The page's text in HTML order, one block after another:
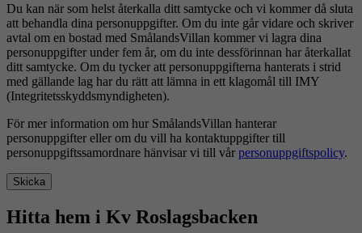
Du kan när som helst återkalla ditt samtycke och vi kommer då sluta
att behandla dina personuppgifter. Om du inte går vidare och skriver
avtal om en bostad med SmålandsVillan kommer vi lagra dina
personuppgifter under fem år, om du inte dessförinnan har återkallat
ditt samtycke. Om du tycker att personuppgifterna hanterats i strid
med gällande lag har du rätt att lämna in ett klagomål till IMY
(Integritetsskyddsmyndigheten).
För mer information om hur SmålandsVillan hanterar
personuppgifter eller om du vill ha kontaktuppgifter till
personuppgiftssamordnare hänvisar vi till vår personuppgiftspolicy.
Skicka
Hitta hem i Kv Roslagsbacken